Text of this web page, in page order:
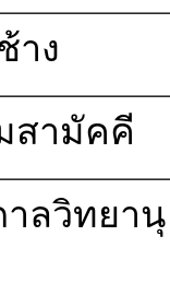
าง
สามัคคี
ลวิทยานุ